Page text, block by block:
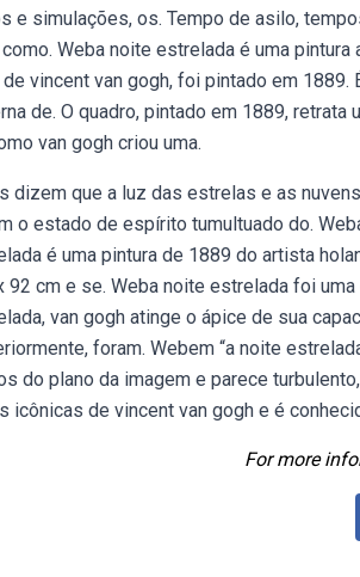
e simulações, os. Tempo de asilo,
Weba noite estrelada é uma
vincent van gogh, foi pintado em
de. O quadro, pintado em 1889,
van gogh criou uma.
dizem que a luz das estrelas e as
o estado de espírito tumultuado do.
é uma pintura de 1889 do artista
92 cm e se. Weba noite estrelada foi
van gogh atinge o ápice de sua
foram. Webem “a noite
do plano da imagem e parece
icônicas de vincent van gogh e é
For more